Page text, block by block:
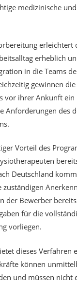
medizinische
erleichtert
erheblich
in die Teams
gewinnen
vor ihrer Ankunft ein
Anforderungen des
Vorteil des
Deutschland
zuständigen
der Bewerber
für die
vorliegen.
dieses Verfahren
können
und müssen nicht